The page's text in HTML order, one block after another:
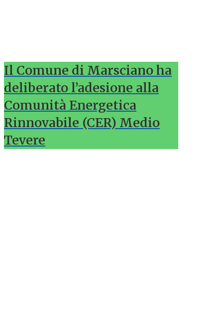
Il Comune di Marsciano ha
deliberato l’adesione alla
Comunità Energetica
Rinnovabile (CER) Medio
Tevere